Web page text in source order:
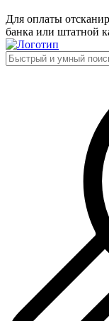
Для оплаты
банка или штатной